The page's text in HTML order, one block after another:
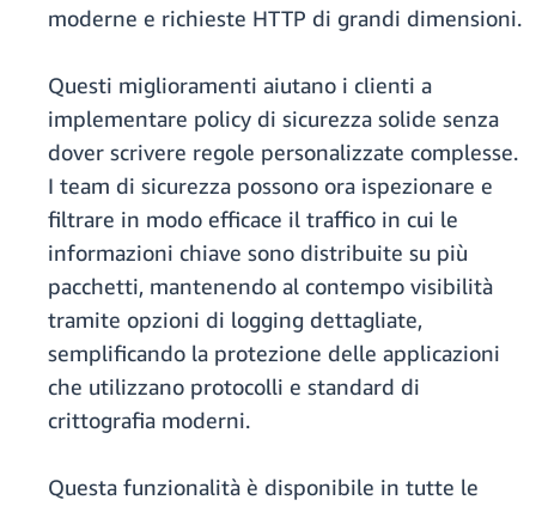
moderne e richieste HTTP di grandi dimensioni.
Questi miglioramenti aiutano i clienti a
implementare policy di sicurezza solide senza
dover scrivere regole personalizzate complesse.
I team di sicurezza possono ora ispezionare e
filtrare in modo efficace il traffico in cui le
informazioni chiave sono distribuite su più
pacchetti, mantenendo al contempo visibilità
tramite opzioni di logging dettagliate,
semplificando la protezione delle applicazioni
che utilizzano protocolli e standard di
crittografia moderni.
Questa funzionalità è disponibile in tutte le